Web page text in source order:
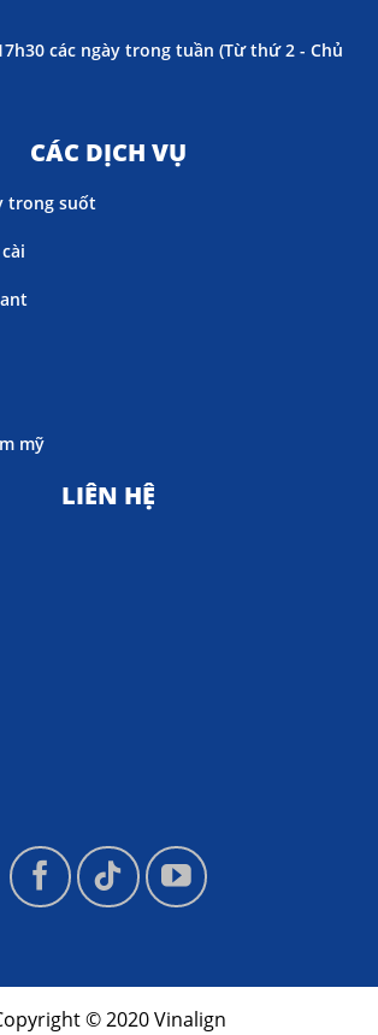
các ngày trong tuần (Từ thứ 2 - Chủ
CÁC DỊCH VỤ
trong suốt
mỹ
LIÊN HỆ
© 2020 Vinalign